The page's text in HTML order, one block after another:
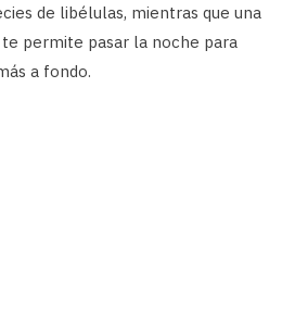
de libélulas, mientras que una
permite pasar la noche para
a fondo.